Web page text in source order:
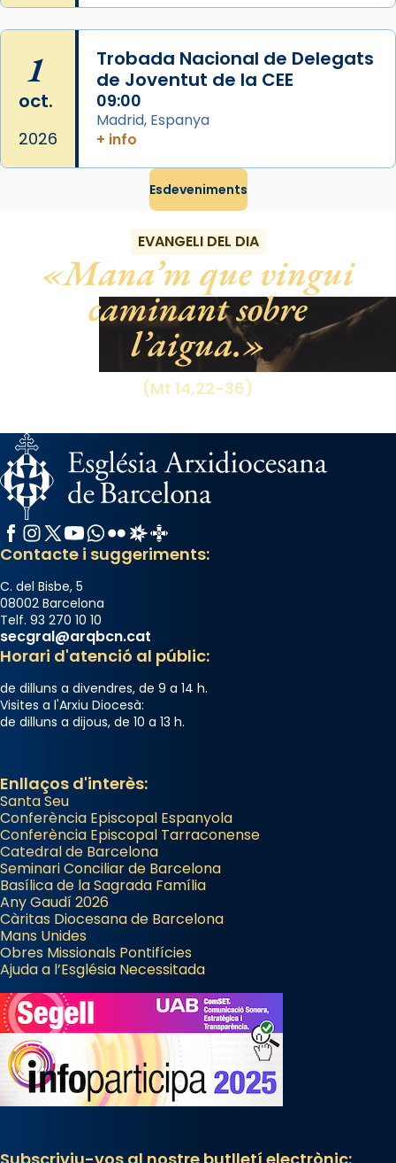
1
oct.
2026
Trobada Nacional de Delegats
de Joventut de la CEE
09:00
Madrid, Espanya
+ info
Esdeveniments
EVANGELI DEL DIA
Mana’m que vingui
caminant sobre
l’aigua.
(Mt 14,22-36)
Facebook
Instagram
X / Twitter
YouTube
WhatsApp
FlickrRadio Estel
Catalunya Cristiana
Contacte i suggeriments:
C. del Bisbe, 5
08002 Barcelona
Telf. 93 270 10 10
secgral@arqbcn.cat
Horari d'atenció al públic:
de dilluns a divendres, de 9 a 14 h.
Visites a l'Arxiu Diocesà:
de dilluns a dijous, de 10 a 13 h.
Enllaços d'interès:
Santa Seu
Conferència Episcopal Espanyola
Conferència Episcopal Tarraconense
Catedral de Barcelona
Seminari Conciliar de Barcelona
Basílica de la Sagrada Família
Any Gaudí 2026
Càritas Diocesana de Barcelona
Mans Unides
Obres Missionals Pontifícies
Ajuda a l’Església Necessitada